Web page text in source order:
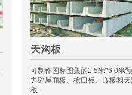
天沟板
可制作国标图集的1.5米*6.0米
力砼屋面板、檐口板、嵌板和
板